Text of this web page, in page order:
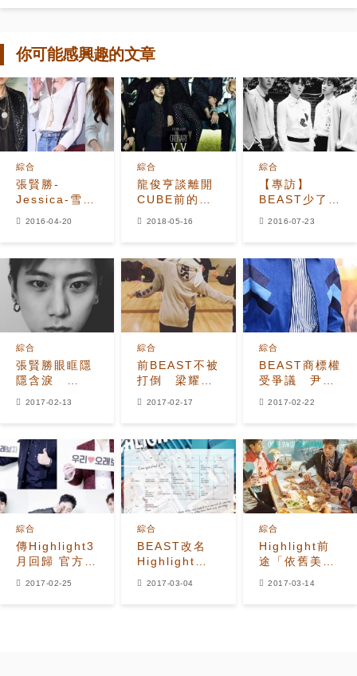
你可能感興趣的文章
張賢勝-
Jessica-雪莉
綜合
2016-04-20
龍俊亨談離開
CUBE前的那
綜合
2018-05-16
【專訪】
BEAST少了張
綜合
2016-07-23
張賢勝眼眶隱
隱含淚
綜合
2017-02-13
前BEAST不被
打倒 梁耀燮
綜合
2017-02-17
BEAST商標權
受爭議 尹斗
綜合
2017-02-22
傳Highlight3
月回歸 官方稱
綜合
2017-02-25
BEAST改名
Highlight再
綜合
2017-03-04
Highlight前
途「依舊美
綜合
2017-03-14